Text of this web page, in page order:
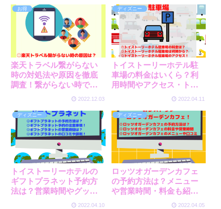
お得
楽天トラベル繋がらない
時の対処法や原因を徹底
調査！繋がらない時でも
スムーズに予約するコツ
2022.12.03
ディズニー
トイストーリーホテル駐
車場の料金はいくら？利
用時間やアクセス・トイ
レの有無も紹介！
2022.04.11
ディズニー
トイストーリーホテルの
ギフトプラネット予約方
法は？営業時間やグッ
ズ・口コミや注意事項も
2022.04.10
ディズニー
ロッツオガーデンカフェ
の予約方法は？メニュー
や営業時間・料金も紹
2022.04.05